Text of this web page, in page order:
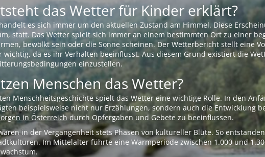
das Wetter für Kinder erklärt?
es sich immer um den aktuellen Zustand am Himmel. Diese
statt. Das Wetter spielt sich immer an einem bestimmten Ort zu einer
bewölkt sein oder die Sonne scheinen. Der Wetterbericht stellt eine
wichtig, da es ihr Verhalten beeinflusst. Aus diesem Grund existiert die
einzustellen.
Menschen das Wetter?
Menschheitsgeschichte spielt das Wetter eine wichtige Rolle. In den
beispielsweise nicht nur Erzählungen, sondern auch die Entwicklung
in Österreichdurch Opfergaben und Gebete zu beeinflussen.
in der Vergangenheit stets Phasen von kultureller Blüte. So
Im Mittelalter führte eine Warmperiode zwischen 1.000 und